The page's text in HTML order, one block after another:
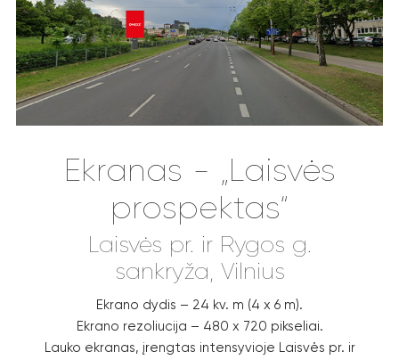
Ekranas - „Laisvės
prospektas“
Laisvės pr. ir Rygos g.
sankryža, Vilnius
Ekrano dydis – 24 kv. m (4 x 6 m).
Ekrano rezoliucija – 480 x 720 pikseliai.
Lauko ekranas, įrengtas intensyvioje Laisvės pr. ir